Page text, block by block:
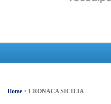
Home > CRONACA SICILIA